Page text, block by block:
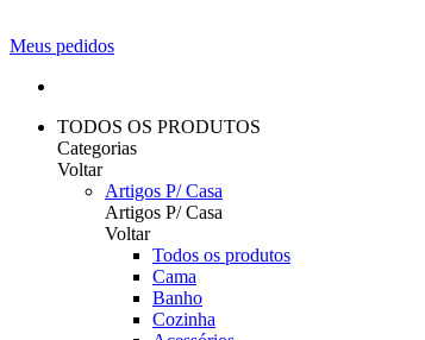
Meus pedidos
TODOS OS PRODUTOS
Categorias
Voltar
Artigos P/ Casa
Artigos P/ Casa
Voltar
Todos os produtos
Cama
Banho
Cozinha